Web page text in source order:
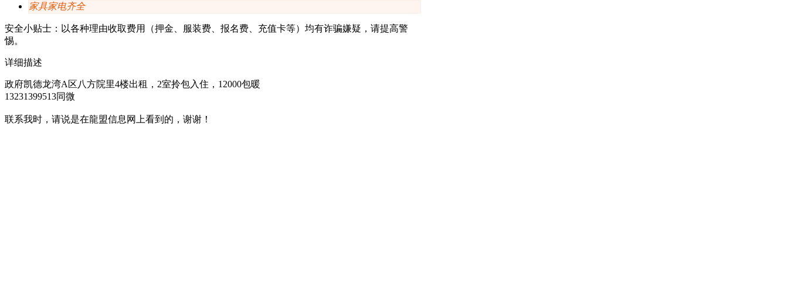
家具家电齐全
安全小贴士：以各种理由收取费⽤（押⾦、服装费、报名费、充值卡等）均有诈骗嫌疑，请提⾼警
惕。
详细描述
政府凯德龙湾A区八方院里4楼出租，2室拎包入住，12000包暖
13231399513同微
联系我时，请说是在龍盟信息网上看到的，谢谢！